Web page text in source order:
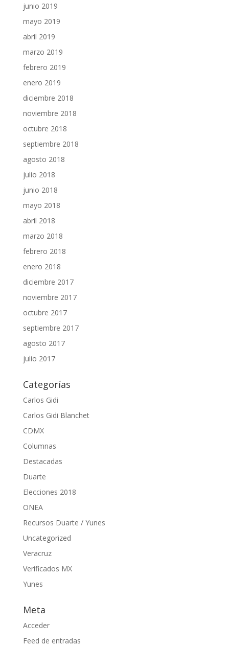
junio 2019
mayo 2019
abril 2019
marzo 2019
febrero 2019
enero 2019
diciembre 2018
noviembre 2018
octubre 2018
septiembre 2018
agosto 2018
julio 2018
junio 2018
mayo 2018
abril 2018
marzo 2018
febrero 2018
enero 2018
diciembre 2017
noviembre 2017
octubre 2017
septiembre 2017
agosto 2017
julio 2017
Categorías
Carlos Gidi
Carlos Gidi Blanchet
CDMX
Columnas
Destacadas
Duarte
Elecciones 2018
ONEA
Recursos Duarte / Yunes
Uncategorized
Veracruz
Verificados MX
Yunes
Meta
Acceder
Feed de entradas